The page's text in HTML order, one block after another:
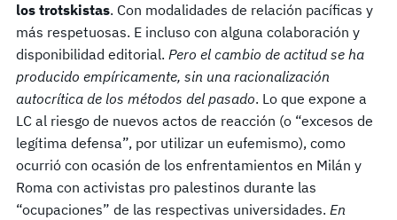
los trotskistas. Con modalidades de relación pacíficas y
más respetuosas. E incluso con alguna colaboración y
disponibilidad editorial. Pero el cambio de actitud se ha
producido empíricamente, sin una racionalización
autocrítica de los métodos del pasado. Lo que expone a
LC al riesgo de nuevos actos de reacción (o “excesos de
legítima defensa”, por utilizar un eufemismo), como
ocurrió con ocasión de los enfrentamientos en Milán y
Roma con activistas pro palestinos durante las
“ocupaciones” de las respectivas universidades. En